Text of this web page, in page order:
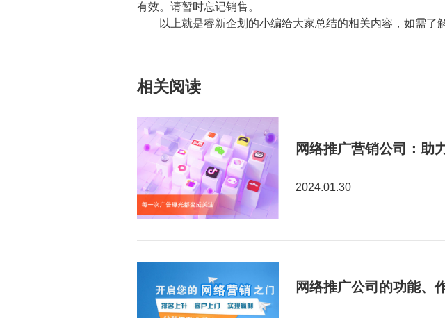
有效。请暂时忘记销售。
以上就是睿新企划的小编给大家总结的相关内容，如需了解
相关阅读
网络推广营销公司：助
2024.01.30
网络推广公司的功能、